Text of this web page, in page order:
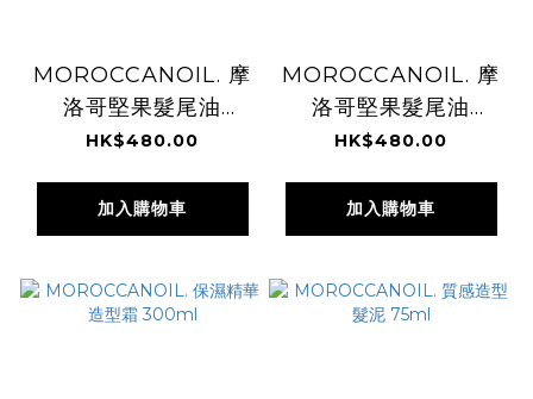
MOROCCANOIL. 摩
洛哥堅果髮尾油
(Original) 200ml
HK$480.00
加入購物車
MOROCCANOIL. 摩
洛哥堅果髮尾油
(Light) 200ml
HK$480.00
加入購物車